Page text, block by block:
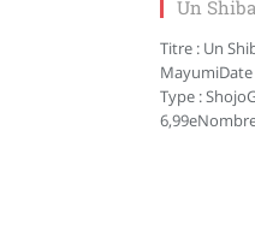
Un
Titre : Un
Type :